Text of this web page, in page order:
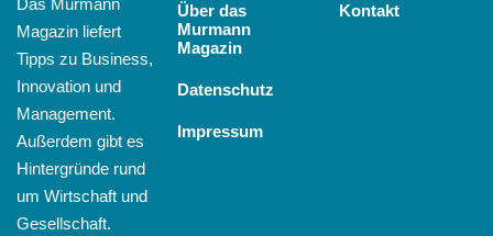
Das Murmann
Magazin liefert
Tipps zu Business,
Innovation und
Management.
Außerdem gibt es
Hintergründe rund
um Wirtschaft und
Gesellschaft.
Über das
Murmann
Magazin
Datenschutz
Impressum
Kontakt